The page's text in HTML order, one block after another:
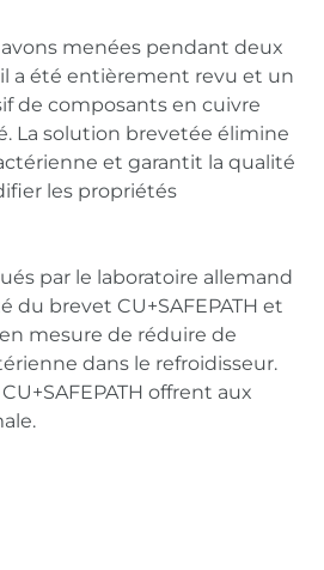
menées pendant deux
a été entièrement revu et un
de composants en cuivre
La solution brevetée élimine
et garantit la qualité
les propriétés
par le laboratoire allemand
du brevet CU+SAFEPATH et
mesure de réduire de
dans le refroidisseur.
offrent aux